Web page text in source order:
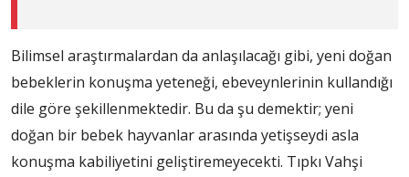
Bilimsel araştırmalardan da anlaşılacağı gibi, yeni doğan
bebeklerin konuşma yeteneği, ebeveynlerinin kullandığı
dile göre şekillenmektedir. Bu da şu demektir; yeni
doğan bir bebek hayvanlar arasında yetişseydi asla
konuşma kabiliyetini geliştiremeyecekti. Tıpkı Vahşi